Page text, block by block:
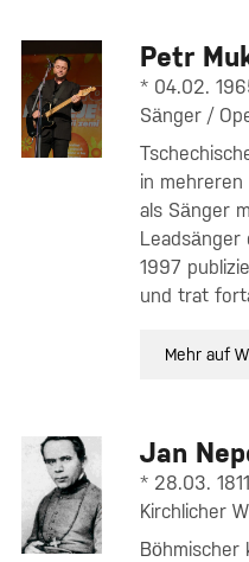
Petr
* 04.02.
Sänger /
in mehreren
als Sänger
Leadsänger
1997
und trat
Mehr auf
Jan
* 28.03.
Kirchlicher
Böhmischer